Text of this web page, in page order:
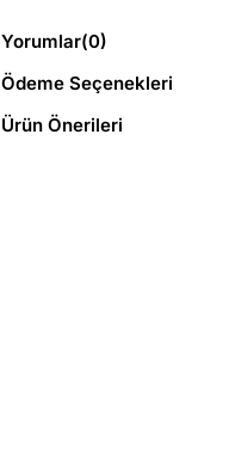
Yorumlar(0)
Ödeme Seçenekleri
Ürün Önerileri